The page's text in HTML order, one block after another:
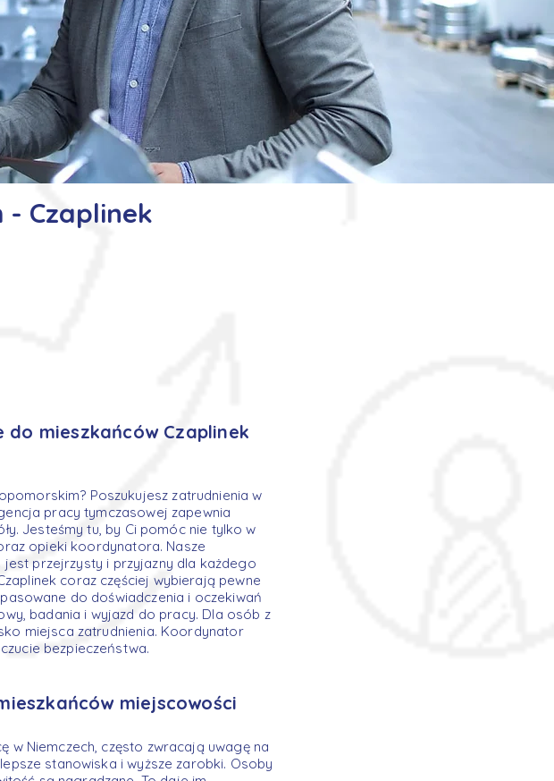
- Czaplinek
mieszkańców Czaplinek
Poszukujesz zatrudnienia w
pracy tymczasowej zapewnia
Jesteśmy tu, by Ci pomóc nie tylko w
opieki koordynatora. Nasze
przejrzysty i przyjazny dla każdego
coraz częściej wybierają pewne
do doświadczenia i oczekiwań
badania i wyjazd do pracy. Dla osób z
miejsca zatrudnienia. Koordynator
bezpieczeństwa.
miejscowości
w Niemczech, często zwracają uwagę na
stanowiska i wyższe zarobki. Osoby